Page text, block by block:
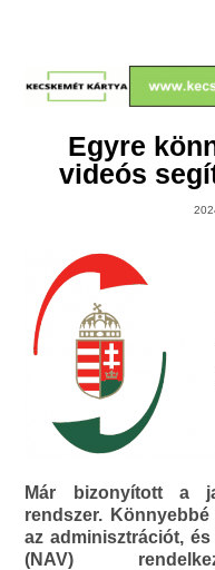
Egyre
videós
Már bizonyított a
rendszer.
az adminisztrációt,
(NAV)